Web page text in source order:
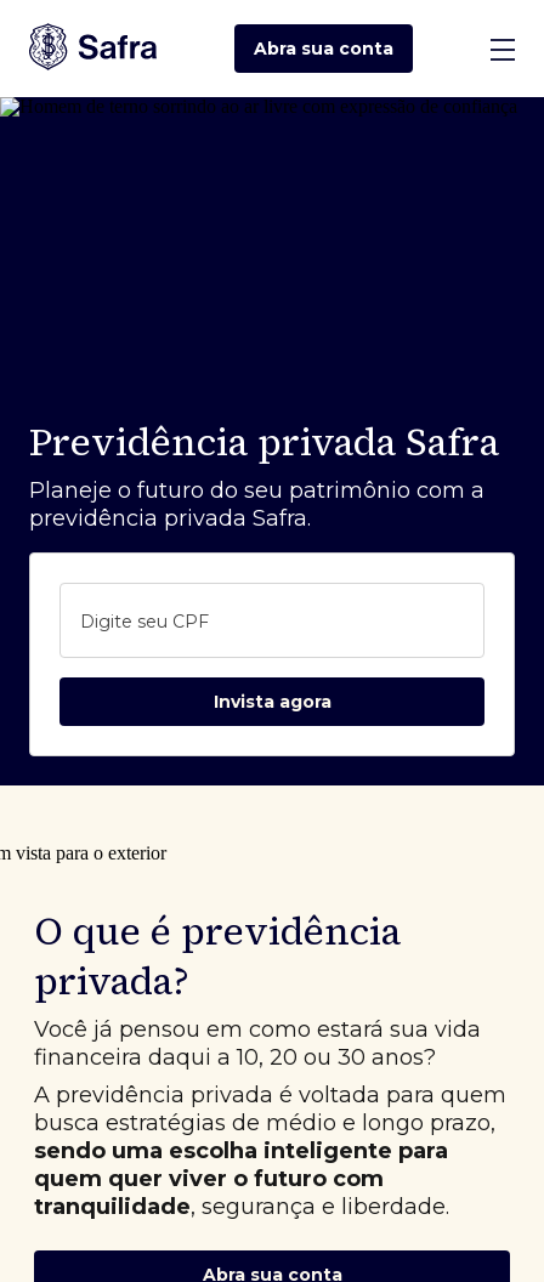
Abra sua conta
Previdência privada Safra
Planeje o futuro do seu patrimônio com a
previdência privada Safra.
Digite seu CPF
Invista agora
O que é previdência
privada?
Você já pensou em como estará sua vida
financeira daqui a 10, 20 ou 30 anos?
A previdência privada é voltada para quem
busca estratégias de médio e longo prazo,
sendo uma escolha inteligente para
quem quer viver o futuro com
tranquilidade, segurança e liberdade.
Abra sua conta